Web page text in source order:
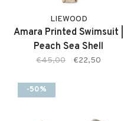
LIEWOOD
Amara Printed Swimsuit |
Peach Sea Shell
€45,00 €22,50
-50%